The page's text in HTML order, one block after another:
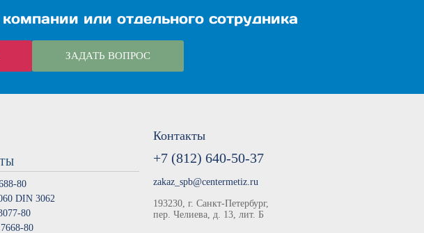
или отдельного сотрудника
ЗАДАТЬ ВОПРОС
80
DIN 3062
80
80
Контакты
+7 (812) 640-50-37
zakaz_spb@centermetiz.ru
193230, г. Санкт-Петербург,
пер. Челиева, д. 13, лит. Б